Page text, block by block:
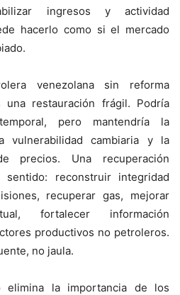
ingresos y actividad
hacerlo como si el mercado
venezolana sin reforma
una restauración frágil. Podría
pero mantendría la
vulnerabilidad cambiaria y la
precios. Una recuperación
reconstruir integridad
recuperar gas, mejorar
fortalecer información
productivos no petroleros.
no jaula.
elimina la importancia de los